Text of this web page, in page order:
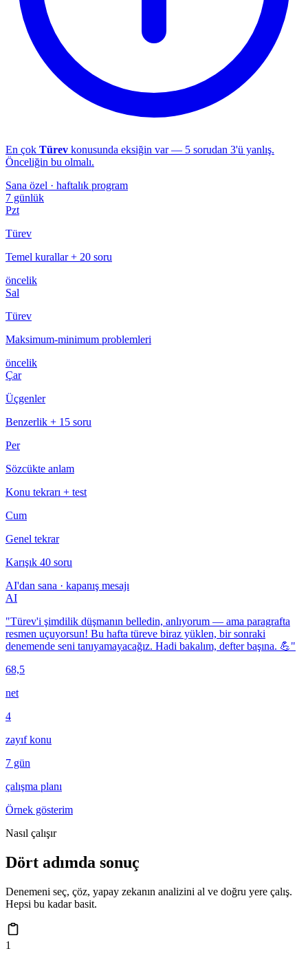
En çok Türev konusunda eksiğin var — 5 sorudan 3'ü yanlış.
Önceliğin bu olmalı.
Sana özel · haftalık program
7 günlük
Pzt
Türev
Temel kurallar + 20 soru
öncelik
Sal
Türev
Maksimum-minimum problemleri
öncelik
Çar
Üçgenler
Benzerlik + 15 soru
Per
Sözcükte anlam
Konu tekrarı + test
Cum
Genel tekrar
Karışık 40 soru
AI'dan sana · kapanış mesajı
AI
"Türev'i şimdilik düşmanın belledin, anlıyorum — ama paragrafta
resmen uçuyorsun! Bu hafta türeve biraz yüklen, bir sonraki
denemende seni tanıyamayacağız. Hadi bakalım, defter başına. 💪"
68,5
net
4
zayıf konu
7 gün
çalışma planı
Örnek gösterim
Nasıl çalışır
Dört adımda sonuç
Denemeni seç, çöz, yapay zekanın analizini al ve doğru yere çalış.
Hepsi bu kadar basit.
1